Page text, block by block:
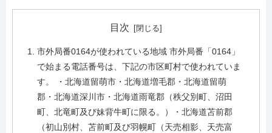
目次
市外局番0164が使われている地域 市外局番「0164」
で始まる電話番号は、下記の市区町村で使われていま
す。 ・北海道留萌市・北海道増毛郡・北海道留萌
郡・北海道深川市・北海道雨竜郡（秩父別町、沼田
町、北竜町及び妹背牛町に限る。）・北海道苫前郡
（初山別村、苫前町及び羽幌町（天売相影、天売富